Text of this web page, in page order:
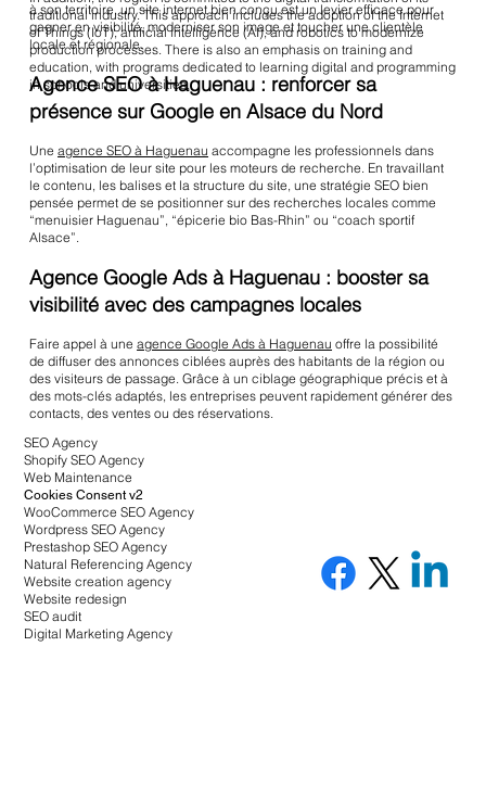
traditional industry. This approach includes the adoption of the Internet
of Things (IoT), artificial intelligence (AI), and robotics to modernize
production processes. There is also an emphasis on training and
education, with programs dedicated to learning digital and programming
in schools and universities.
à son territoire, un site internet bien conçu est un levier efficace pour
gagner en visibilité, moderniser son image et toucher une clientèle
locale et régionale.
Agence SEO à Haguenau : renforcer sa
présence sur Google en Alsace du Nord
Uneagence SEO à Haguenau accompagne les professionnels dans
l’optimisation de leur site pour les moteurs de recherche. En travaillant
le contenu, les balises et la structure du site, une stratégie SEO bien
pensée permet de se positionner sur des recherches locales comme
“menuisier Haguenau”, “épicerie bio Bas-Rhin” ou “coach sportif
Alsace”.
Agence Google Ads à Haguenau : booster sa
visibilité avec des campagnes locales
Faire appel à uneagence Google Ads à Haguenau offre la possibilité
de diffuser des annonces ciblées auprès des habitants de la région ou
des visiteurs de passage. Grâce à un ciblage géographique précis et à
des mots-clés adaptés, les entreprises peuvent rapidement générer des
contacts, des ventes ou des réservations.
SEO Agency
Shopify SEO Agency
Web Maintenance
Cookies Consent v2
WooCommerce SEO Agency
Wordpress SEO Agency
Prestashop SEO Agency
Natural Referencing Agency
Website creation agency
Website redesign
SEO audit
Digital Marketing Agency